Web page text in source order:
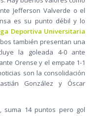
Jefferson Valverde o el
es su punto débil y lo
Deportiva Universitaria
también presentan una
la goleada 4-0 ante
Orense y el empate 1-1
son la consolidación
González y Óscar
suma 14 puntos pero gol